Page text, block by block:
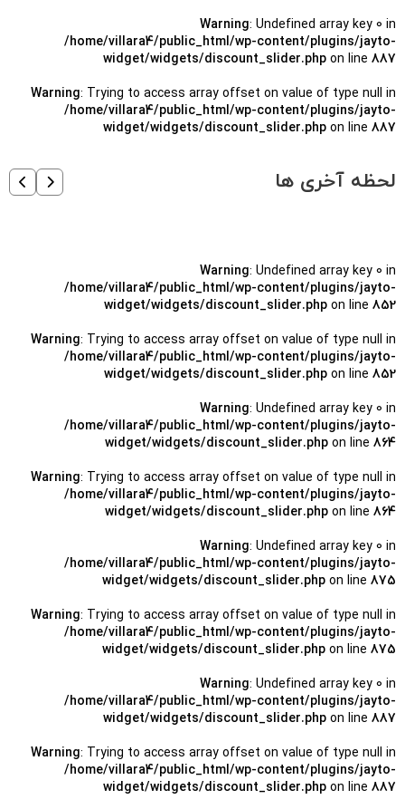
Warning: Undefined array key 0 in
/home/villara4/public_html/wp-content/plugins/jayto-
widget/widgets/discount_slider.php on line 887
Warning: Trying to access array offset on value of type null in
/home/villara4/public_html/wp-content/plugins/jayto-
widget/widgets/discount_slider.php on line 887
لحظه آخری ها
Warning: Undefined array key 0 in
/home/villara4/public_html/wp-content/plugins/jayto-
widget/widgets/discount_slider.php on line 852
Warning: Trying to access array offset on value of type null in
/home/villara4/public_html/wp-content/plugins/jayto-
widget/widgets/discount_slider.php on line 852
Warning: Undefined array key 0 in
/home/villara4/public_html/wp-content/plugins/jayto-
widget/widgets/discount_slider.php on line 864
Warning: Trying to access array offset on value of type null in
/home/villara4/public_html/wp-content/plugins/jayto-
widget/widgets/discount_slider.php on line 864
Warning: Undefined array key 0 in
/home/villara4/public_html/wp-content/plugins/jayto-
widget/widgets/discount_slider.php on line 875
Warning: Trying to access array offset on value of type null in
/home/villara4/public_html/wp-content/plugins/jayto-
widget/widgets/discount_slider.php on line 875
Warning: Undefined array key 0 in
/home/villara4/public_html/wp-content/plugins/jayto-
widget/widgets/discount_slider.php on line 887
Warning: Trying to access array offset on value of type null in
/home/villara4/public_html/wp-content/plugins/jayto-
widget/widgets/discount_slider.php on line 887